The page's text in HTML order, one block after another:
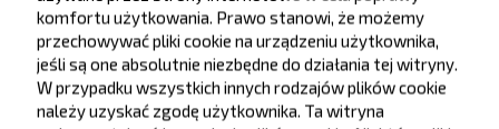
Mińsk
Rezerwuj
Słonim
Rezerwuj
komfortu użytkowania. Prawo stanowi, że możemy
przechowywać pliki cookie na urządzeniu użytkownika,
jeśli są one absolutnie niezbędne do działania tej witryny.
W przypadku wszystkich innych rodzajów plików cookie
należy uzyskać zgodę użytkownika. Ta witryna